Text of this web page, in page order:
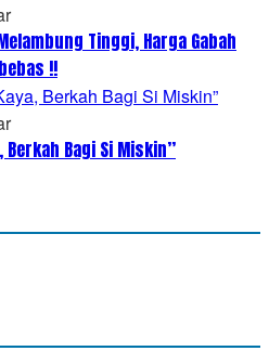
Tinggi, Harga Gabah
!!
Berkah Bagi Si Miskin”